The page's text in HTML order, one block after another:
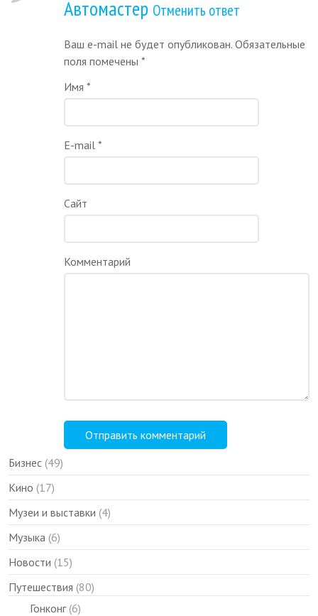
Автомастер Отменить ответ
Ваш e-mail не будет опубликован. Обязательные
поля помечены*
Имя*
E-mail*
Сайт
Комментарий
Бизнес (49)
Кино (17)
Музеи и выставки (4)
Музыка (6)
Новости (15)
Путешествия (80)
Гонконг(6)